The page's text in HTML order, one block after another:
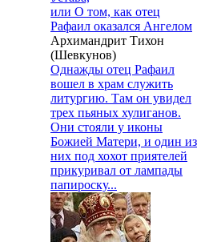
или О том, как отец
Рафаил оказался Ангелом
Архимандрит Тихон
(Шевкунов)
Однажды отец Рафаил
вошел в храм служить
литургию. Там он увидел
трех пьяных хулиганов.
Они стояли у иконы
Божией Матери, и один из
них под хохот приятелей
прикуривал от лампады
папироску...